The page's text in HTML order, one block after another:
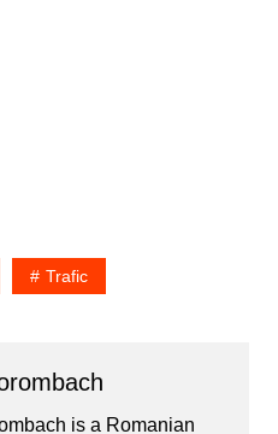
Trafic
is a Romanian